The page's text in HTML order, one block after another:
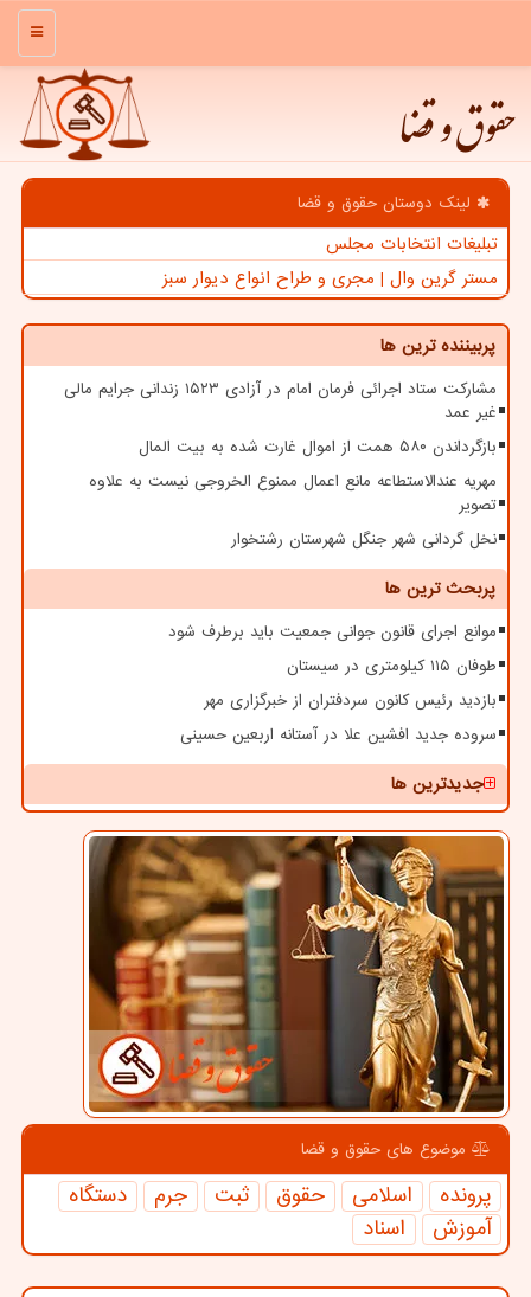
منو
حقوق و قضا
لینک دوستان حقوق و قضا
تبلیغات انتخابات مجلس
مستر گرین وال | مجری و طراح انواع دیوار سبز
پربیننده ترین ها
مشارکت ستاد اجرائی فرمان امام در آزادی ۱۵۲۳ زندانی جرایم مالی
غیر عمد
بازگرداندن ۵۸۰ همت از اموال غارت شده به بیت المال
مهریه عندالاستطاعه مانع اعمال ممنوع الخروجی نیست به علاوه
تصویر
نخل گردانی شهر جنگل شهرستان رشتخوار
پربحث ترین ها
موانع اجرای قانون جوانی جمعیت باید برطرف شود
طوفان ۱۱۵ کیلومتری در سیستان
بازدید رئیس کانون سردفتران از خبرگزاری مهر
سروده جدید افشین علا در آستانه اربعین حسینی
جدیدترین ها
موضوع های حقوق و قضا
پرونده اسلامی حقوق ثبت جرم
دستگاه
آموزش
اسناد